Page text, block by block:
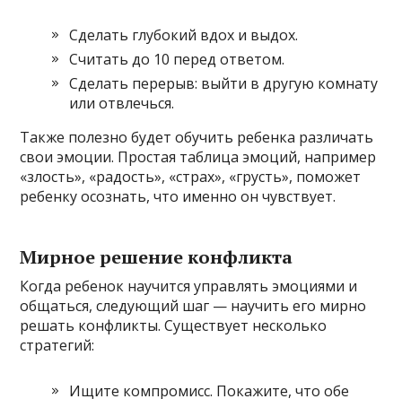
Сделать глубокий вдох и выдох.
Считать до 10 перед ответом.
Сделать перерыв: выйти в другую комнату
или отвлечься.
Также полезно будет обучить ребенка различать
свои эмоции. Простая таблица эмоций, например
«злость», «радость», «страх», «грусть», поможет
ребенку осознать, что именно он чувствует.
Мирное решение конфликта
Когда ребенок научится управлять эмоциями и
общаться, следующий шаг — научить его мирно
решать конфликты. Существует несколько
стратегий:
Ищите компромисс. Покажите, что обе